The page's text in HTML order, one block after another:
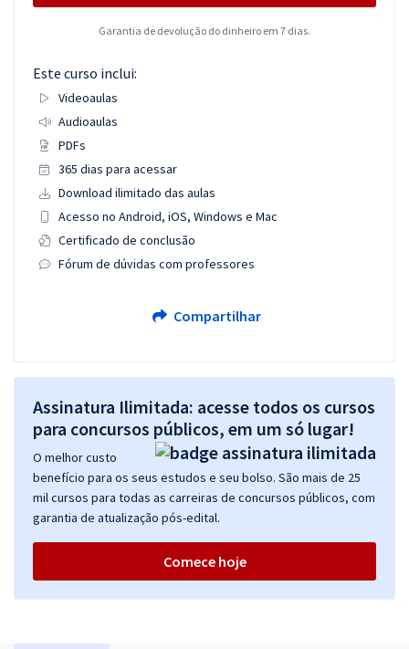
Garantia de devolução do dinheiro em 7 dias.
Este curso inclui:
Videoaulas
Audioaulas
PDFs
365 dias para acessar
Download ilimitado das aulas
Acesso no Android, iOS, Windows e Mac
Certificado de conclusão
Fórum de dúvidas com professores
Compartilhar
Assinatura Ilimitada: acesse todos os cursos
para concursos públicos, em um só lugar!
O melhor custo
benefício para os seus estudos e seu bolso. São mais de 25
mil cursos para todas as carreiras de concursos públicos, com
garantia de atualização pós-edital.
Comece hoje